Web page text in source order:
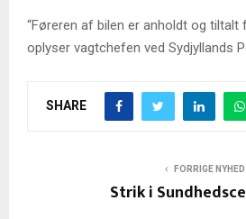
“Føreren af bilen er anholdt og tiltalt
oplyser vagtchefen ved Sydjyllands
SHARE
FORRIGE NYHED
Strik i